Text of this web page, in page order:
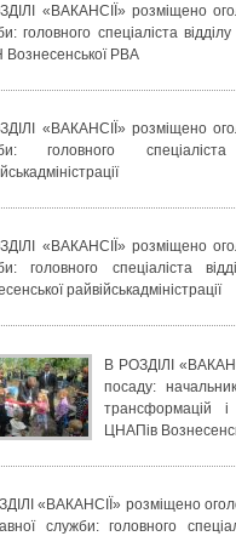
«ВАКАНСІЇ» розміщено
головного спеціаліста
РВА
«ВАКАНСІЇ» розміщено
головного
«ВАКАНСІЇ» розміщено
головного спеціаліста
райвійськадміністрації
В РОЗДІЛІ
посаду:
трансформацій і
ЦНАПів
«ВАКАНСІЇ» розміщено
служби: головного